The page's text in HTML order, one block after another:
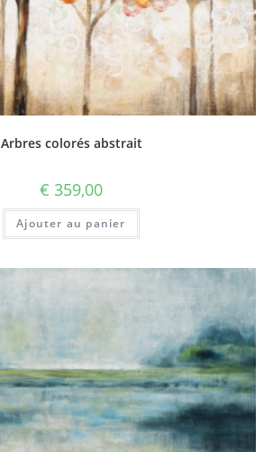
Arbres colorés abstrait
€ 359,00
Ajouter au panier